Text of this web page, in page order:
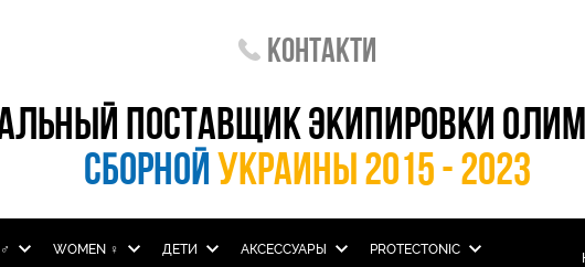
Контакти
ПОСТАВЩИК ЭКИПИРОВКИ
СБОРНОЙ УКРАИНЫ 2015 - 2023
WOMEN ♀ ДЕТИ АКСЕССУАРЫ PROTECTONIC